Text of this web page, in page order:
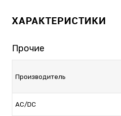
ХАРАКТЕРИСТИКИ
Прочие
Производитель
AC/DC